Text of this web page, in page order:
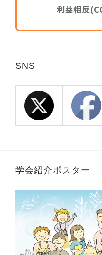
利益相反
SNS
学会紹介ポスター